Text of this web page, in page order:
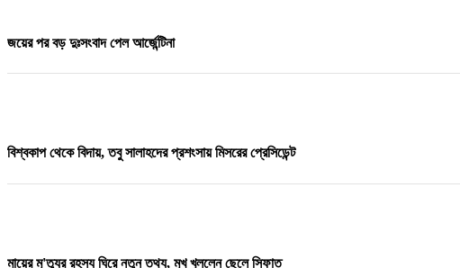
জয়ের পর বড় দুঃসংবাদ পেল আর্জেন্টিনা
বিশ্বকাপ থেকে বিদায়, তবু সালাহদের প্রশংসায় মিসরের প্রেসিডেন্ট
মায়ের মৃ'ত্যুর রহস্য ঘিরে নতুন তথ্য, মুখ খুললেন ছেলে সিফাত